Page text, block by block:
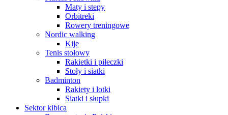
Maty i stepy
Orbitreki
Rowery treningowe
Nordic walking
Kije
Tenis stołowy
Rakietki i piłeczki
Stoły i siatki
Badminton
Rakiety i lotki
Siatki i słupki
Sektor kibica